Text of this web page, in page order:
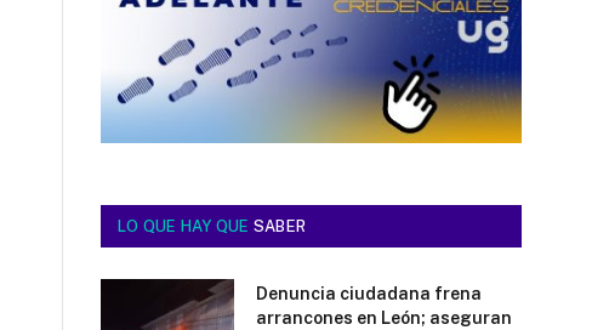
LO QUE HAY QUE SABER
Denuncia ciudadana frena
arrancones en León; aseguran